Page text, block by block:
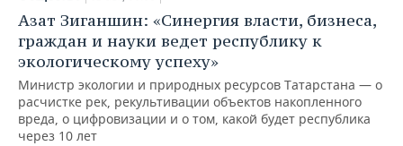
Азат Зиганшин: «Синергия власти, бизнеса,
граждан и науки ведет республику к
экологическому успеху»
Министр экологии и природных ресурсов Татарстана — о
расчистке рек, рекультивации объектов накопленного
вреда, о цифровизации и о том, какой будет республика
через 10 лет